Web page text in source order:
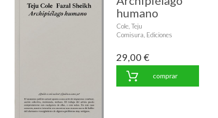
humano
Cole, Teju
Comisura, Ediciones
29,00 €
comprar